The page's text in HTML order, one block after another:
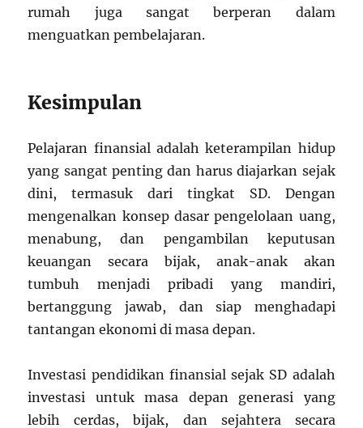
rumah juga sangat berperan dalam
menguatkan pembelajaran.
Kesimpulan
Pelajaran finansial adalah keterampilan hidup
yang sangat penting dan harus diajarkan sejak
dini, termasuk dari tingkat SD. Dengan
mengenalkan konsep dasar pengelolaan uang,
menabung, dan pengambilan keputusan
keuangan secara bijak, anak-anak akan
tumbuh menjadi pribadi yang mandiri,
bertanggung jawab, dan siap menghadapi
tantangan ekonomi di masa depan.
Investasi pendidikan finansial sejak SD adalah
investasi untuk masa depan generasi yang
lebih cerdas, bijak, dan sejahtera secara